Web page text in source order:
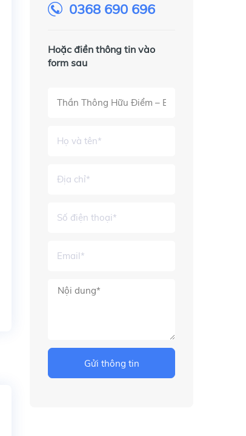
0368 690 696
Hoặc điền thông tin vào
form sau
Gửi thông tin